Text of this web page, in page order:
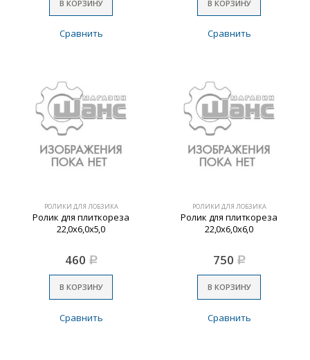
В КОРЗИНУ
Сравнить
В КОРЗИНУ
Сравнить
РОЛИКИ ДЛЯ ЛОБЗИКА
Ролик для плиткореза
22,0х6,0х5,0
460 Р
В КОРЗИНУ
Сравнить
РОЛИКИ ДЛЯ ЛОБЗИКА
Ролик для плиткореза
22,0х6,0х6,0
750 Р
В КОРЗИНУ
Сравнить